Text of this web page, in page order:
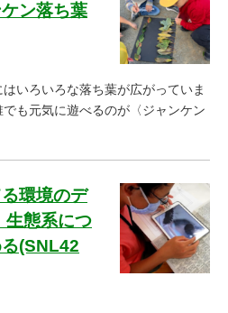
ン落ち葉
いろいろな落ち葉が広がっていま
も元気に遊べるのが〈ジャンケン
環境のデ
生態系につ
(SNL42